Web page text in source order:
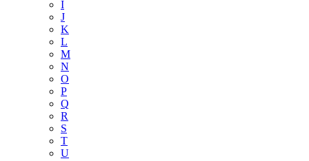
I
J
K
L
M
N
O
P
Q
R
S
T
U